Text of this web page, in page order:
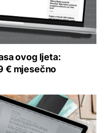
ovog ljeta:
€ mjesečno